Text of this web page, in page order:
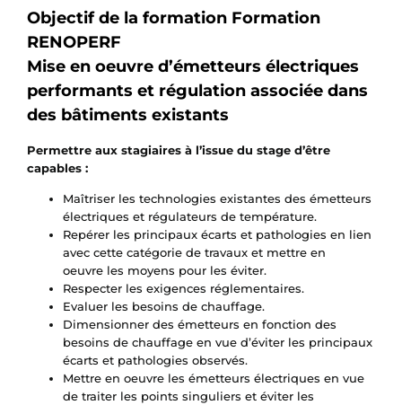
Objectif de la formation Formation
RENOPERF
Mise en oeuvre d’émetteurs électriques
performants et régulation associée dans
des bâtiments existants
Permettre aux stagiaires à l’issue du stage d’être
capables :
Maîtriser les technologies existantes des émetteurs
électriques et régulateurs de température.
Repérer les principaux écarts et pathologies en lien
avec cette catégorie de travaux et mettre en
oeuvre les moyens pour les éviter.
Respecter les exigences réglementaires.
Evaluer les besoins de chauffage.
Dimensionner des émetteurs en fonction des
besoins de chauffage en vue d’éviter les principaux
écarts et pathologies observés.
Mettre en oeuvre les émetteurs électriques en vue
de traiter les points singuliers et éviter les